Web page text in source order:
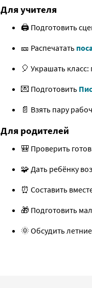
Для учителя
🖨 Подготовить
🎫 Распечатать
🎈 Украшать класс:
💌 Подготовить
📄 Взять пару
Для родителей
🎒 Проверить
🧩 Дать ребёнку
⏰ Составить
🎁 Подготовить
🌞 Обсудить